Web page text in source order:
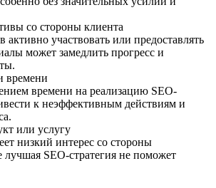
со стороны клиента
участвовать или предоставлять
может замедлить прогресс и
времени
времени на реализацию SEO-
к неэффективным действиям и
или услугу
низкий интерес со стороны
лучшая SEO-стратегия не поможет